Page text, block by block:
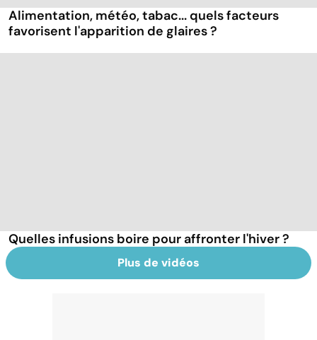
Alimentation, météo, tabac... quels facteurs
favorisent l'apparition de glaires ?
Quelles infusions boire pour affronter l'hiver ?
Plus de vidéos